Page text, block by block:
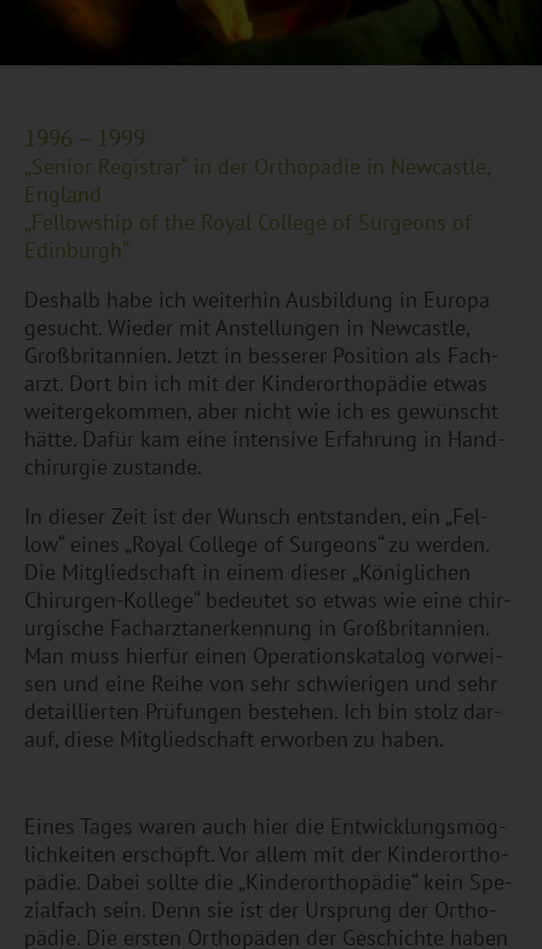
1996 – 1999
„Se­ni­or Re­gis­trar“ in der Or­tho­pä­die in New­cast­le,
Eng­land
„Fel­low­ship of the Royal Col­le­ge of Sur­ge­ons of
Edin­burgh“
Des­halb habe ich wei­ter­hin Aus­bil­dung in Eu­ro­pa
ge­sucht. Wie­der mit An­stel­lun­gen in New­cast­le,
Großbri­tan­ni­en. Jetzt in bes­se­rer Po­si­ti­on als Fach­
arzt. Dort bin ich mit der Kin­der­or­tho­pä­die etwas
wei­ter­ge­kom­men, aber nicht wie ich es ge­wünscht
hätte. Dafür kam eine in­ten­si­ve Er­fah­rung in Hand­
chir­ur­gie zu­stan­de.
In die­ser Zeit ist der Wunsch ent­stan­den, ein „Fel­
low“ eines „Royal Col­le­ge of Sur­ge­ons“ zu wer­den.
Die Mit­glied­schaft in einem die­ser „Kö­nig­li­chen
Chir­ur­gen-Kol­le­ge“ be­deu­tet so etwas wie eine chir­
ur­gi­sche Fach­arzt­an­er­ken­nung in Großbri­tan­ni­en.
Man muss hier­für einen Ope­ra­ti­ons­ka­ta­log vor­wei­
sen und eine Reihe von sehr schwie­ri­gen und sehr
de­tail­lier­ten Prü­fun­gen be­stehen. Ich bin stolz dar­
auf, diese Mit­glied­schaft er­wor­ben zu haben.
Eines Tages waren auch hier die Ent­wick­lungs­mög­
lich­kei­ten er­schöpft. Vor allem mit der Kin­der­or­tho­
pä­die. Dabei soll­te die „Kin­der­or­tho­pä­die“ kein Spe­
zi­al­fach sein. Denn sie ist der Ur­sprung der Or­tho­
pä­die. Die ers­ten Or­tho­pä­den der Ge­schich­te haben